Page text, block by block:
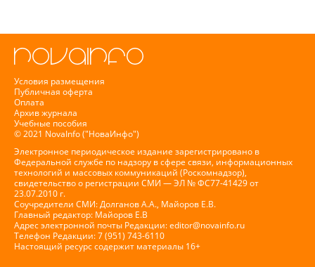
Условия размещения
Публичная оферта
Оплата
Архив журнала
Учебные пособия
© 2021 NovaInfo ("НоваИнфо")
Электронное периодическое издание зарегистрировано в
Федеральной службе по надзору в сфере связи, информационных
технологий и массовых коммуникаций (Роскомнадзор),
свидетельство о регистрации СМИ — ЭЛ № ФС77-41429 от
23.07.2010 г.
Соучредители СМИ: Долганов А.А., Майоров Е.В.
Главный редактор: Майоров Е.В
Адрес электронной почты Редакции:editor@novainfo.ru
Телефон Редакции: 7 (951) 743-6110
Настоящий ресурс содержит материалы 16+